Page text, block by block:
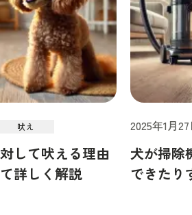
吠え
して吠える理由
詳しく解説
2025年1月27
犬が掃除
できたり